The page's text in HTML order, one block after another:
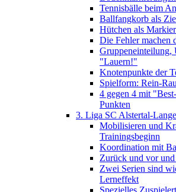
Tennisbälle beim
Ballfangkorb als
Hütchen als
Die Fehler machen
Gruppeneinteilung,
"Lauern!"
Knotenpunkte der
Spielform: Rein-
4 gegen 4 mit
Punkten
3. Liga SC Alstertal-
Mobilisieren und
Trainingsbeginn
Koordination mit
Zurück und vor
Zwei Serien sind
Lerneffekt
Spezielles